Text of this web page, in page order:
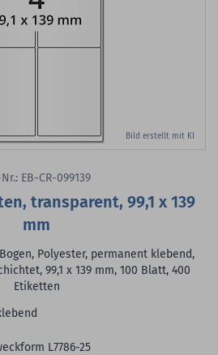
Bild erstellt mit KI
EB-CR-099139
transparent, 99,1 x 139
mm
Polyester, permanent klebend,
99,1 x 139 mm, 100 Blatt, 400
Etiketten
L7786-25